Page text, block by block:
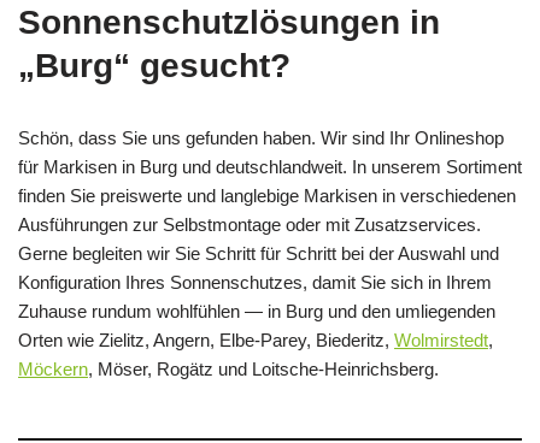
Sonnenschutzlösungen in
„Burg“ gesucht?
Schön, dass Sie uns gefunden haben. Wir sind Ihr Onlineshop
für Markisen in Burg und deutschlandweit. In unserem Sortiment
finden Sie preiswerte und langlebige Markisen in verschiedenen
Ausführungen zur Selbstmontage oder mit Zusatzservices.
Gerne begleiten wir Sie Schritt für Schritt bei der Auswahl und
Konfiguration Ihres Sonnenschutzes, damit Sie sich in Ihrem
Zuhause rundum wohlfühlen — in Burg und den umliegenden
Orten wie Zielitz, Angern, Elbe-Parey, Biederitz, Wolmirstedt,
Möckern, Möser, Rogätz und Loitsche‑Heinrichsberg.